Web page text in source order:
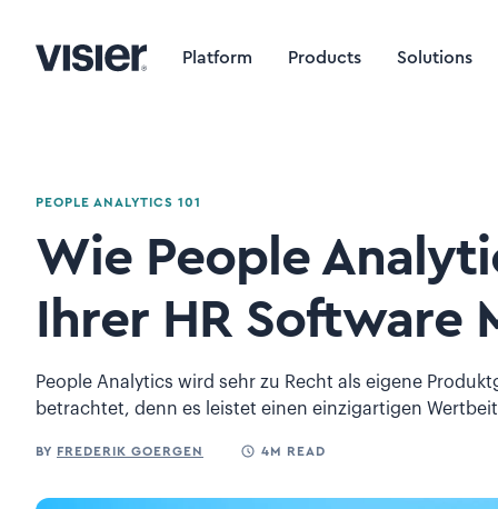
Platform Products Solutions
PEOPLE ANALYTICS 101
Wie People
Ihrer HR Software
People Analytics wird sehr zu Recht als eigene
betrachtet, denn es leistet einen einzigartigen
BY FREDERIK GOERGEN 4M READ